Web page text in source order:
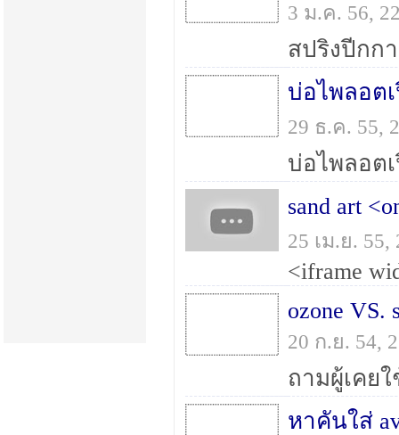
3 ม.ค. 56,
บ่อไพลอต
29 ธ.ค. 55,
sand art
25 เม.ย.
20 ก.ย. 54,
หาคันใส่